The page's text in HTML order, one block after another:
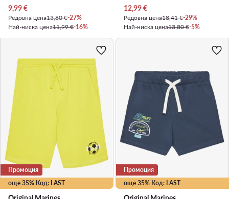
Актуална цена
9,99€
Редовна цена13,80 €-27%
Най-ниска цена11,99 €-16%
Актуална цена
12,99€
Редовна цена18,41 €-29%
Най-ниска цена13,80 €-5%
още 35% Код: LAST
Промоция
още 35% Код: LAST
Промоция